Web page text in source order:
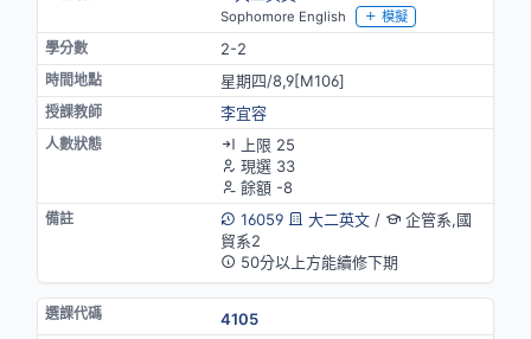
Sophomore English 模擬
2-2
星期四/8,9[M106]
李宜容
上限 25
現選 33
餘額 -8
16059
大二英文/
企管系,國
貿系2
50分以上方能續修下期
4105